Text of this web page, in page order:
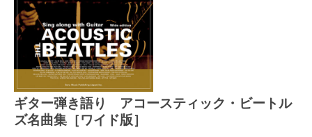
ギター弾き語り アコースティック・ビートル
ズ名曲集［ワイド版］